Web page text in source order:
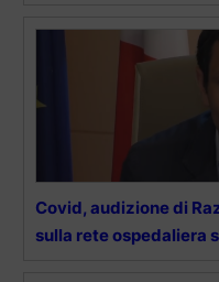
Covid, audizione di
sulla rete ospedaliera